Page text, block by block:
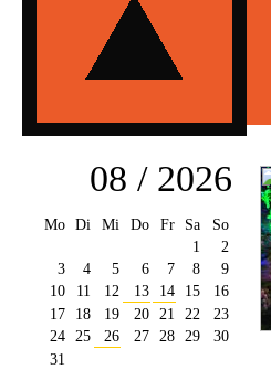
08 / 2026
Mo Di Mi Do Fr Sa
So
1
2
3
4 5 6 7 8
9
10
11 12 13 14 15
16
17
18 19 20 21 22
23
24 25 26 27 28 29
30
31